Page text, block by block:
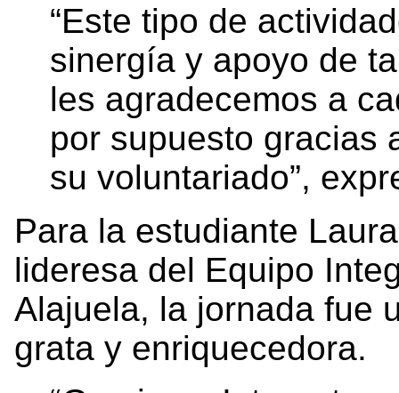
“Este tipo de
sinergía y apoyo de
les agradecemos a
por supuesto gracias
su voluntariado”,
Para la estudiante
lideresa del Equipo
Alajuela, la jornada fue
grata y enriquecedora.